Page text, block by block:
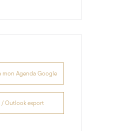
mon Agenda Google
/ Outlook export